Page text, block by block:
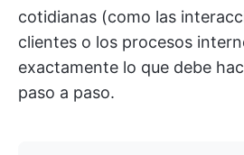
cotidianas (como las
clientes o los procesos
exactamente lo que debe
paso a paso.